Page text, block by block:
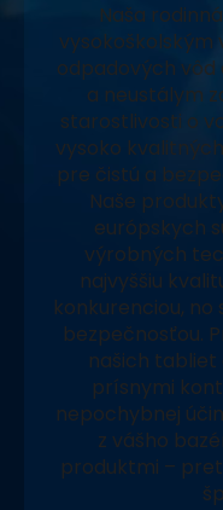
Naša
odpadových
a neustálym
starostlivosti o
vysoko
pre čistú a
Naše
európskych
výrobných
najvyššiu
konkurenciou,
bezpečnosťou.
našich
prísnymi
nepochybnej
z vášho
produktmi –